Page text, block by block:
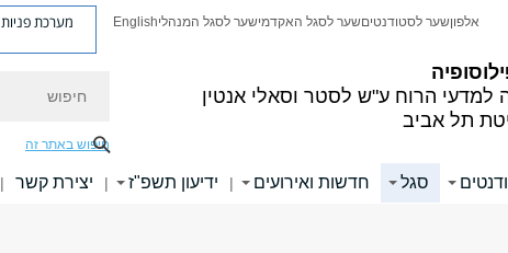
למדעי הרוח ע"ש לסטר וסאלי אנטין
תל אביב
אלפוןשער לסטודנטיםשער לסגל האקדמישער לסגל המנהליEnglish מערכת פניות
חיפוש באתר זה
סגל חדשות ואירועים | ידיעון תשפ"ז | יצירת קשר |